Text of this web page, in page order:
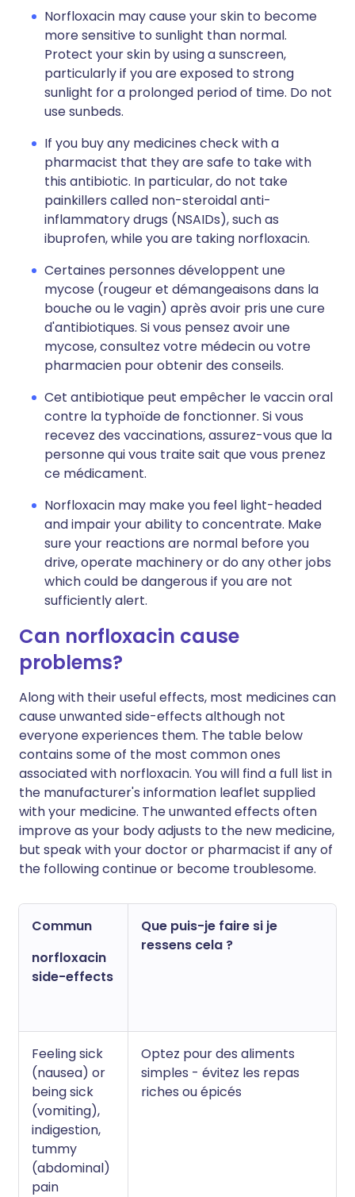
Norfloxacin may cause your skin to become
more sensitive to sunlight than normal.
Protect your skin by using a sunscreen,
particularly if you are exposed to strong
sunlight for a prolonged period of time. Do not
use sunbeds.
If you buy any medicines check with a
pharmacist that they are safe to take with
this antibiotic. In particular, do not take
painkillers called non-steroidal anti-
inflammatory drugs (NSAIDs), such as
ibuprofen, while you are taking norfloxacin.
Certaines personnes développent une
mycose (rougeur et démangeaisons dans la
bouche ou le vagin) après avoir pris une cure
d'antibiotiques. Si vous pensez avoir une
mycose, consultez votre médecin ou votre
pharmacien pour obtenir des conseils.
Cet antibiotique peut empêcher le vaccin oral
contre la typhoïde de fonctionner. Si vous
recevez des vaccinations, assurez-vous que la
personne qui vous traite sait que vous prenez
ce médicament.
Norfloxacin may make you feel light-headed
and impair your ability to concentrate. Make
sure your reactions are normal before you
drive, operate machinery or do any other jobs
which could be dangerous if you are not
sufficiently alert.
Can norfloxacin cause
problems?
Along with their useful effects, most medicines can
cause unwanted side-effects although not
everyone experiences them. The table below
contains some of the most common ones
associated with norfloxacin. You will find a full list in
the manufacturer's information leaflet supplied
with your medicine. The unwanted effects often
improve as your body adjusts to the new medicine,
but speak with your doctor or pharmacist if any of
the following continue or become troublesome.
Commun
norfloxacin
side-effects
Que puis-je faire si je
ressens cela ?
Feeling sick
(nausea) or
being sick
(vomiting),
indigestion,
tummy
(abdominal)
pain
Optez pour des aliments
simples - évitez les repas
riches ou épicés